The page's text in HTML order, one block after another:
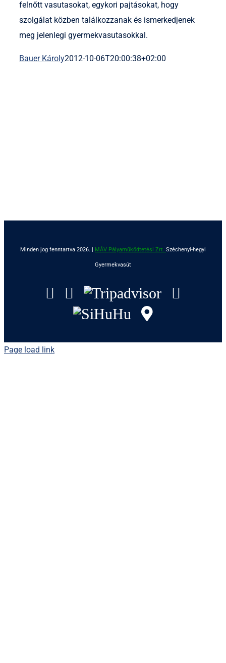
felnőtt vasutasokat, egykori pajtásokat, hogy
szolgálat közben találkozzanak és ismerkedjenek
meg jelenlegi gyermekvasutasokkal.
Bauer Károly2012-10-06T20:00:38+02:00
Minden jog fenntartva 2026. | MÁV Pályaműködtetési Zrt. Széchenyi-hegyi
Gyermekvasút
Facebook
Instagram
Tripadvisor
SiHuHu
Page load link